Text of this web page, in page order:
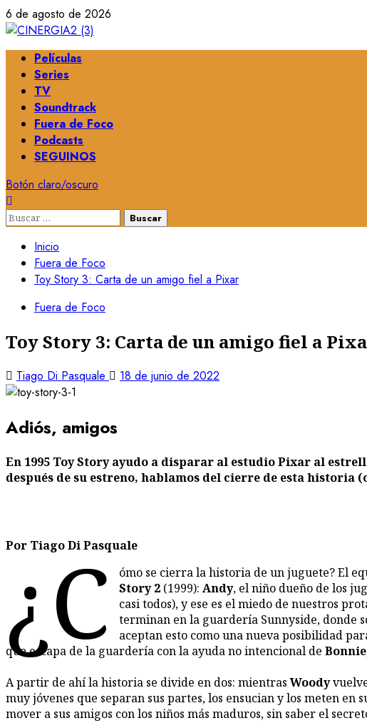
Saltar
al
contenido
6 de agosto de 2026
Menú
principal
Películas
Series
TV
Soundtrack
Fuera de Foco
Podcasts
SEGUINOS
Botón claro/oscuro
Buscar:
Inicio
Fuera de Foco
Toy Story 3: Carta de un amigo fiel a Pixar
Fuera de Foco
Toy Story 3: Carta de un amigo fiel a
Tiago Di Pasquale 18 de junio de 2022
Adiós, amigos
En 1995 Toy Story ayudo a disparar al estudio Pixar al
después de su estreno, hablamos del cierre de esta historia
Por Tiago Di Pasquale
¿C ómo se cierra la historia de un juguete? El
Story 2 (1999):Andy, el niño dueño de los
casi todos), y ese es el miedo de nuestros
terminan en la guardería Sunnyside, donde
aceptan esto como una nueva posibilidad
que escapa de la guardería con la ayuda no intencional de Bonnie
A partir de ahí la historia se divide en dos: mientrasWoody
muy jóvenes que separan sus partes, los ensucian y los meten en
mover a sus amigos con los niños más maduros, sin saber el